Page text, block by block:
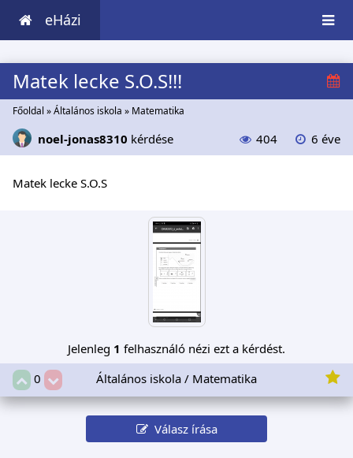
eHázi
Matek lecke S.O.S!!!
Főoldal »Általános iskola » Matematika
noel-jonas8310 kérdése 404 6 éve
Matek lecke S.O.S
Jelenleg 1 felhasználó nézi ezt a kérdést.
0
Általános iskola / Matematika
Válasz írása